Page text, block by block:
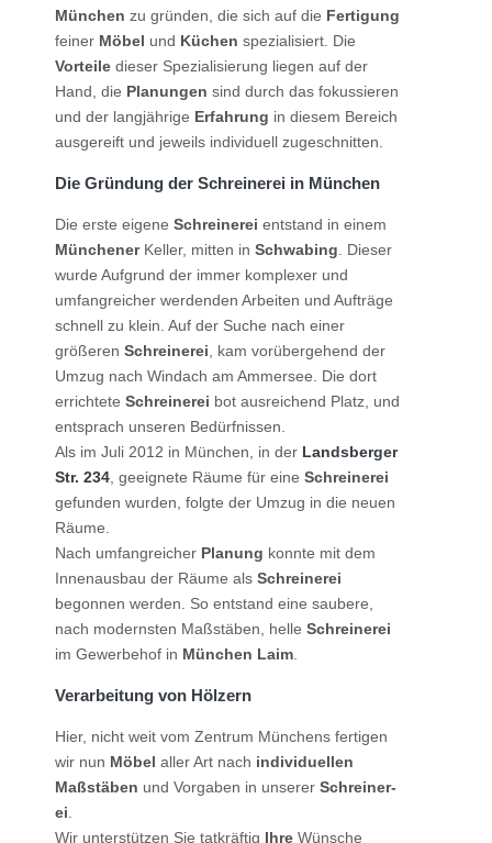
München zu gründen, die sich auf die Fertigung
feiner Möbel und Küchen spezialisiert. Die
Vorteile dieser Spezialisierung liegen auf der
Hand, die Planungen sind durch das fokussieren
und der langjährige Erfahrung in diesem Bereich
ausgereift und jeweils individuell zugeschnitten.
Die Gründung der Schreinerei in München
Die erste eigene Schreiner­ei entstand in einem
MünchenerKeller, mitten in Schwabing . Dieser
wurde Aufgrund der immer komplexer und
umfangreicher werdenden Arbeiten und Aufträge
schnell zu klein. Auf der Suche nach einer
größeren Schreiner­ei , kam vorübergehend der
Umzug nach Windach am Ammersee. Die dort
errichtete Schreiner­ei bot ausreichend Platz, und
entsprach unseren Bedürfnissen.
Als im Juli 2012 in München, in der Landsberger
Str. 234 , geeignete Räume für eine Schreiner­ei
gefunden wurden, folgte der Umzug in die neuen
Räume.
Nach umfangreicher Planung konnte mit dem
Innen­ausbau der Räume als Schreiner­ei
begonnen werden. So entstand eine saubere,
nach modernsten Maßstäben, helle Schreiner­ei
im Gewerbehof in München Laim
Verarbeitung von Hölzern
Hier, nicht weit vom Zentrum Münchens fertigen
wir nun Möbel aller Art nach individuellen
Maßstäben und Vorgaben in unserer Schreiner­
ei
Wir unterstützen Sie tatkräftig Ihre Wünsche